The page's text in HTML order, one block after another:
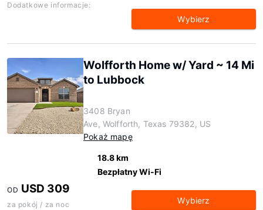
Dodatkowe informacje:
Wybierz
Wolfforth Home w/ Yard ~ 14 Mi
to Lubbock
3408 Bryan
Ave, Wolfforth, Texas 79382, US
Pokaż mapę
18.8 km
Bezpłatny Wi-Fi
OD USD 309
za pokój / za noc Wybierz